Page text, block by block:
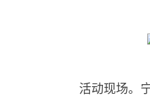
活动现场。